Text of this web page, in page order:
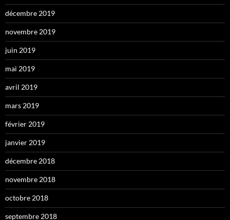
décembre 2019
novembre 2019
juin 2019
mai 2019
avril 2019
mars 2019
février 2019
janvier 2019
décembre 2018
novembre 2018
octobre 2018
septembre 2018